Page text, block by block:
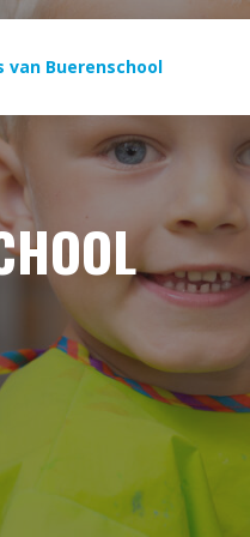
van Buerenschool